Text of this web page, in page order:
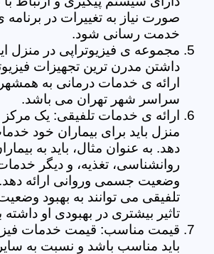
صورت نیاز به تغییرات در برنامه
خدمت رسانی شود.
مجموعه ی فیزیوتراپی در منزل
داشتن مدرن ترین تجهیزات
ارائه ی خدمات درمانی به
سراسر شهر تهران می باشد.
ارائه ی خدمات تلفیقی: یک مرکز
منزل باید برای بیماران خود
دهد. به عنوان مثال، باید به
روانشناسی، تغذیه، و دیگر
وضعیت جسمی وروانی ارائه
تلفیقی می توانند به بهبود
تاثیر بیشتری در بهبودی او داشته
قیمت مناسب: قیمت خدمات
باید مناسب باشد و نسبت به